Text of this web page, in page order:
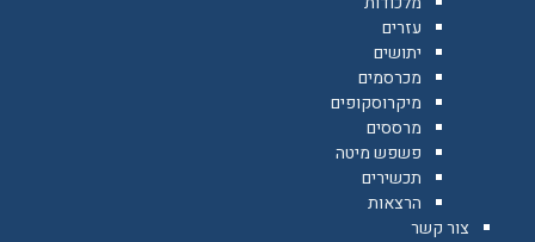
עזרים
יתושים
מכרסמים
מיקרוסקופים
מרססים
פשפש מיטה
תכשירים
הרצאות
צור קשר